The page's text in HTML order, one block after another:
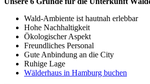
Wald-Ambiente ist hautnah erlebbar
Hohe Nachhaltigkeit
Ökologischer Aspekt
Freundliches Personal
Gute Anbindung an die City
Ruhige Lage
Wälderhaus in Hamburg buchen